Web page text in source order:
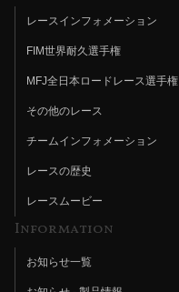
レースインフォメーション
FIM世界耐久選手権
MFJ全日本ロードレース選手権
その他のレース
チームインフォメーション
レースの歴史
レースムービー
Information
お知らせ一覧